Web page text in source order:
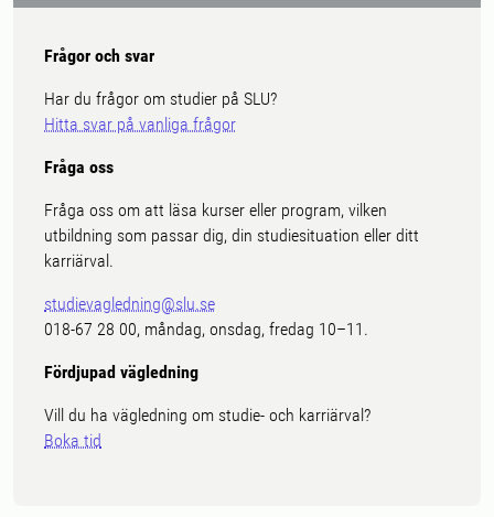
Frågor och svar
Har du frågor om studier på SLU?
Hitta svar på vanliga frågor
Fråga oss
Fråga oss om att läsa kurser eller program, vilken
utbildning som passar dig, din studiesituation eller ditt
karriärval.
studievagledning@slu.se
018-67 28 00, måndag, onsdag, fredag 10–11.
Fördjupad vägledning
Vill du ha vägledning om studie- och karriärval?
Boka tid